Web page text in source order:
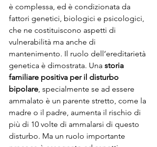
è complessa, ed è condizionata da
fattori genetici, biologici e psicologici,
che ne costituiscono aspetti di
vulnerabilità ma anche di
mantenimento. Il ruolo dell’ereditarietà
genetica è dimostrata. Una storia
familiare positiva per il disturbo
bipolare, specialmente se ad essere
ammalato è un parente stretto, come la
madre o il padre, aumenta il rischio di
più di 10 volte di ammalarsi di questo
disturbo. Ma un ruolo importante